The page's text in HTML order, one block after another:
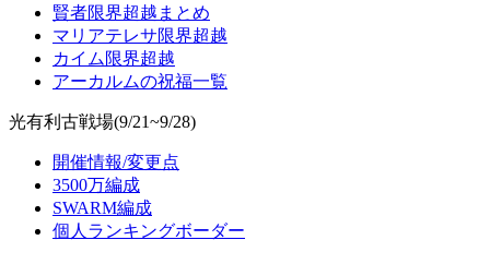
賢者限界超越まとめ
マリアテレサ限界超越
カイム限界超越
アーカルムの祝福一覧
光有利古戦場(9/21~9/28)
開催情報/変更点
3500万編成
SWARM編成
個人ランキングボーダー